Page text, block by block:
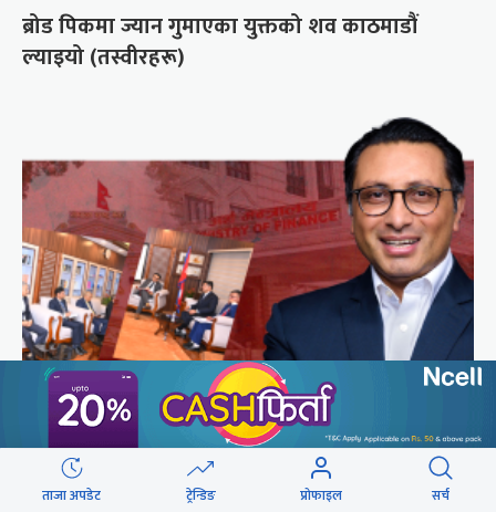
ब्रोड पिकमा ज्यान गुमाएका युक्तको शव काठमाडौं
ल्याइयो (तस्वीरहरू)
राष्ट्र बैंकको स्वायत्ततामा सरकारको उपहास
छुटाउनुभयो कि ?
ताजा अपडेट ट्रेन्डिङ प्रोफाइल सर्च